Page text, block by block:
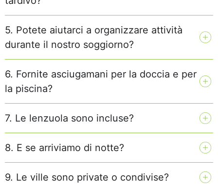
5. Potete aiutarci a organizzare attività
durante il nostro soggiorno?
6. Fornite asciugamani per la doccia e per
la piscina?
7. Le lenzuola sono incluse?
8. E se arriviamo di notte?
9. Le ville sono private o condivise?